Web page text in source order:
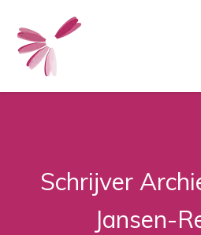
Schrijver
Jansen-